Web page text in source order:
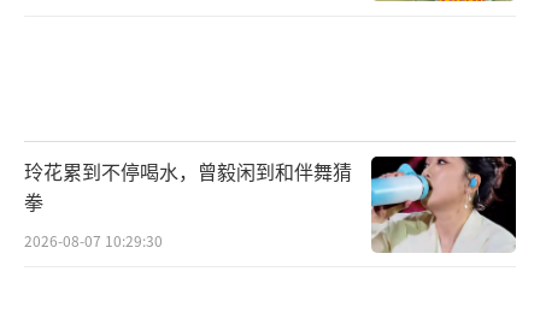
玲花累到不停喝水，曾毅闲到和伴舞猜
拳
2026-08-07 10:29:30